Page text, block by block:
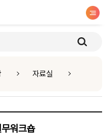
자료실
워크숍